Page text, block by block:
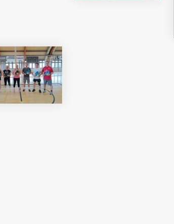
03.
Hatos Ferenc
Iskola és Alapfokú
Iskola fiataljainak